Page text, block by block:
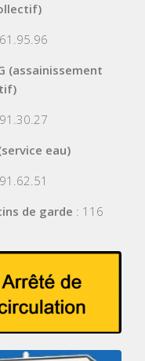
(assainissement
eau)
de garde : 116